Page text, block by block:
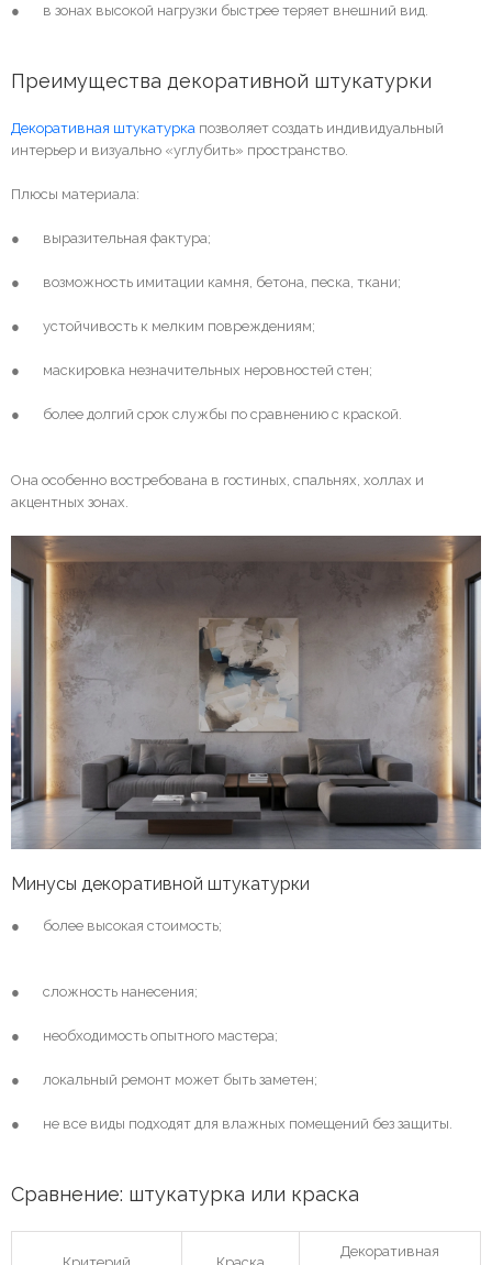
● в зонах высокой нагрузки быстрее теряет внешний вид.
Преимущества декоративной штукатурки
Декоративная штукатурка позволяет создать индивидуальный
интерьер и визуально «углубить» пространство.
Плюсы материала:
● выразительная фактура;
● возможность имитации камня, бетона, песка, ткани;
● устойчивость к мелким повреждениям;
● маскировка незначительных неровностей стен;
● более долгий срок службы по сравнению с краской.
Она особенно востребована в гостиных, спальнях, холлах и
акцентных зонах.
Минусы декоративной штукатурки
● более высокая стоимость;
● сложность нанесения;
● необходимость опытного мастера;
● локальный ремонт может быть заметен;
● не все виды подходят для влажных помещений без защиты.
Сравнение: штукатурка или краска
Декоративная